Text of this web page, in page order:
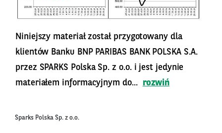
Niniejszy materiał został przygotowany dla
klientów Banku BNP PARIBAS BANK POLSKA S.A.
przez SPARKS Polska Sp. z o.o. i jest jedynie
materiałem informacyjnym do...
rozwiń
Sparks Polska Sp. z o.o.